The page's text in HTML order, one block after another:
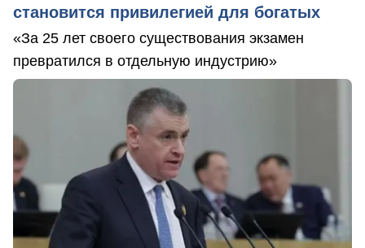
становится привилегией для богатых
«За 25 лет своего существования экзамен
превратился в отдельную индустрию»